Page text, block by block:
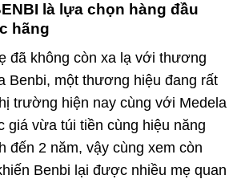
là lựa chọn hàng đầu
hãng
đã không còn xa lạ với thương
Benbi, một thương hiệu đang rất
trường hiện nay cùng với Medela
giá vừa túi tiền cùng hiệu năng
đến 2 năm, vậy cùng xem còn
Benbi lại được nhiều mẹ quan